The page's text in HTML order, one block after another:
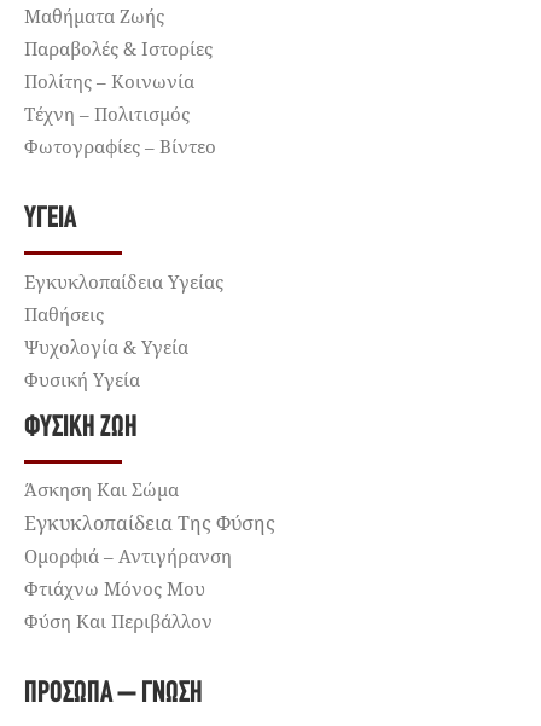
Μαθήματα Ζωής
Παραβολές & Ιστορίες
Πολίτης – Κοινωνία
Τέχνη – Πολιτισμός
Φωτογραφίες – Βίντεο
ΥΓΕΊΑ
Εγκυκλοπαίδεια Υγείας
Παθήσεις
Ψυχολογία & Υγεία
Φυσική Υγεία
ΦΥΣΙΚΉ ΖΩΉ
Άσκηση Και Σώμα
Εγκυκλοπαίδεια Της Φύσης
Ομορφιά – Αντιγήρανση
Φτιάχνω Μόνος Μου
Φύση Και Περιβάλλον
ΠΡΌΣΩΠΑ – ΓΝΏΣΗ